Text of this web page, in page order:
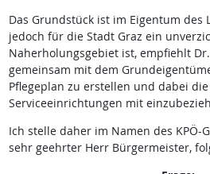
Das Grundstück ist im Eigentum des
jedoch für die Stadt Graz ein
Naherholungsgebiet ist, empfiehlt
gemeinsam mit dem
Pflegeplan zu erstellen und dabei
Serviceeinrichtungen mit
Ich stelle daher im Namen des KPÖ-
sehr geehrter Herr Bürgermeister,